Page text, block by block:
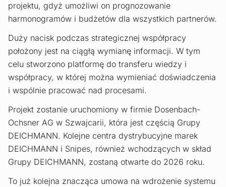
projektu, gdyż umożliwi on prognozowanie
harmonogramów i budżetów dla wszystkich partnerów.
Duży nacisk podczas strategicznej współpracy
położony jest na ciągłą wymianę informacji. W tym
celu stworzono platformę do transferu wiedzy i
współpracy, w której można wymieniać doświadczenia
i wspólnie pracować nad procesami.
Projekt zostanie uruchomiony w firmie Dosenbach-
Ochsner AG w Szwajcarii, która jest częścią Grupy
DEICHMANN. Kolejne centra dystrybucyjne marek
DEICHMANN i Snipes, również wchodzących w skład
Grupy DEICHMANN, zostaną otwarte do 2026 roku.
To już kolejna znacząca umowa na wdrożenie systemu